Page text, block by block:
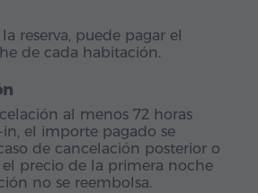
reserva, puede pagar el
de cada habitación.
al menos 72 horas
el importe pagado se
de cancelación posterior o
el precio de la primera noche
no se reembolsa.